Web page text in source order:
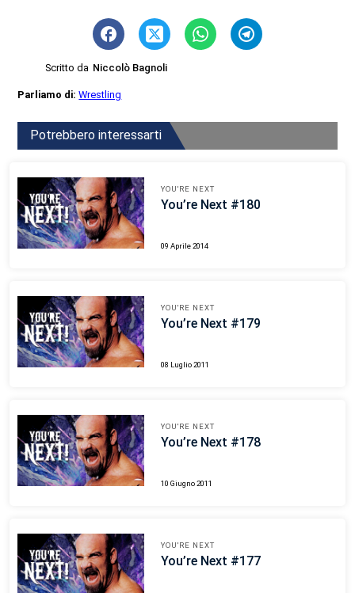
Scritto da Niccolò Bagnoli
Parliamo di:Wrestling
Potrebbero interessarti
YOU'RE NEXT
You’re Next #180
09 Aprile 2014
YOU'RE NEXT
You’re Next #179
08 Luglio 2011
YOU'RE NEXT
You’re Next #178
10 Giugno 2011
YOU'RE NEXT
You’re Next #177